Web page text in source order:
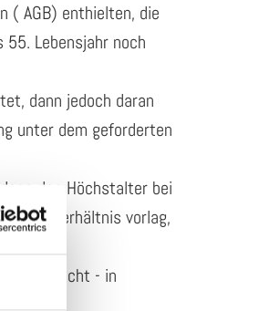
( AGB) enthielten, die
Lebensjahr noch
dann jedoch daran
unter dem geforderten
das Höchstalter bei
vorlag,
Arbeitsrecht - in